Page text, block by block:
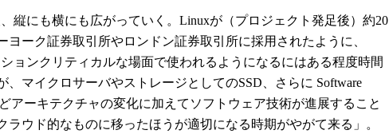
縦にも横にも広がっていく。Linuxが（プロジェクト発足後）約20
ヨーク証券取引所やロンドン証券取引所に採用されたように、
ションクリティカルな場面で使われるようになるにはある程度時間
、マイクロサーバやストレージとしてのSSD、さらに Software
アーキテクチャの変化に加えてソフトウェア技術が進展すること
ラウド的なものに移ったほうが適切になる時期がやがて来る」。